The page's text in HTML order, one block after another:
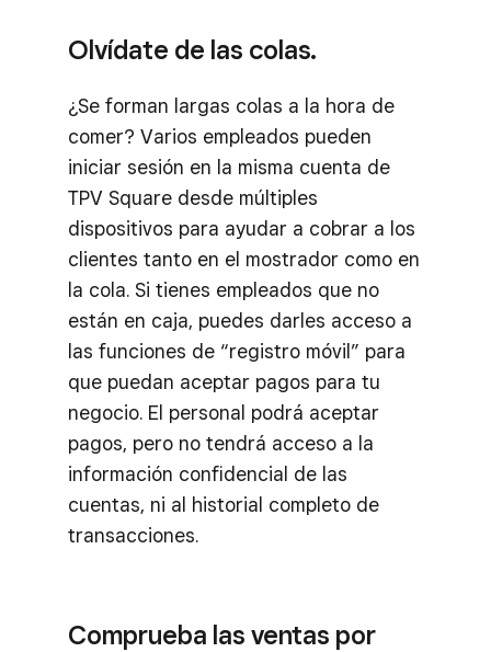
Olvídate de las colas.
¿Se forman largas colas a la hora de
comer? Varios empleados pueden
iniciar sesión en la misma cuenta de
TPV Square desde múltiples
dispositivos para ayudar a cobrar a los
clientes tanto en el mostrador como en
la cola. Si tienes empleados que no
están en caja, puedes darles acceso a
las funciones de “registro móvil” para
que puedan aceptar pagos para tu
negocio. El personal podrá aceptar
pagos, pero no tendrá acceso a la
información confidencial de las
cuentas, ni al historial completo de
transacciones.
Comprueba las ventas por